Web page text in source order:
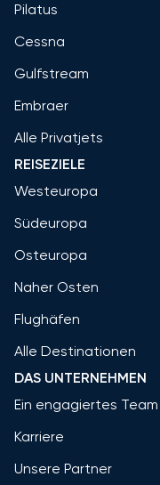
Pilatus
Cessna
Gulfstream
Embraer
Alle Privatjets
REISEZIELE
Westeuropa
Südeuropa
Osteuropa
Naher Osten
Flughäfen
Alle Destinationen
DAS UNTERNEHMEN
Ein engagiertes Team
Karriere
Unsere Partner